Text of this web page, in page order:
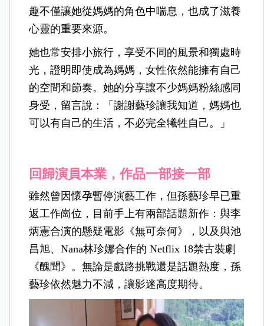
趣不僅讓她從媽媽的角色中喘息，也成了滋養
心靈的重要來源。
她也常安排小旅行，享受不同的風景和獨處時
光，證明即使成為媽媽，女性依然能擁有自己
的空間和節奏。她的分享讓不少媽媽粉絲感同
身受，留言說：「謝謝藝珍讓我知道，媽媽也
可以有自己的生活，不必完全犧牲自己。」
回歸演員本業，作品一部接一部
雖然曾因懷孕暫停演藝工作，但孫藝珍早已重
返工作崗位，目前手上有兩部話題新作：與李
炳憲合演的懸疑電影《無可奈何》，以及與池
昌旭、Nana林珍娜合作的 Netflix 18禁古裝劇
《醜聞》。無論是戲路挑戰還是話題熱度，孫
藝珍依然魅力不減，讓影迷高度期待。